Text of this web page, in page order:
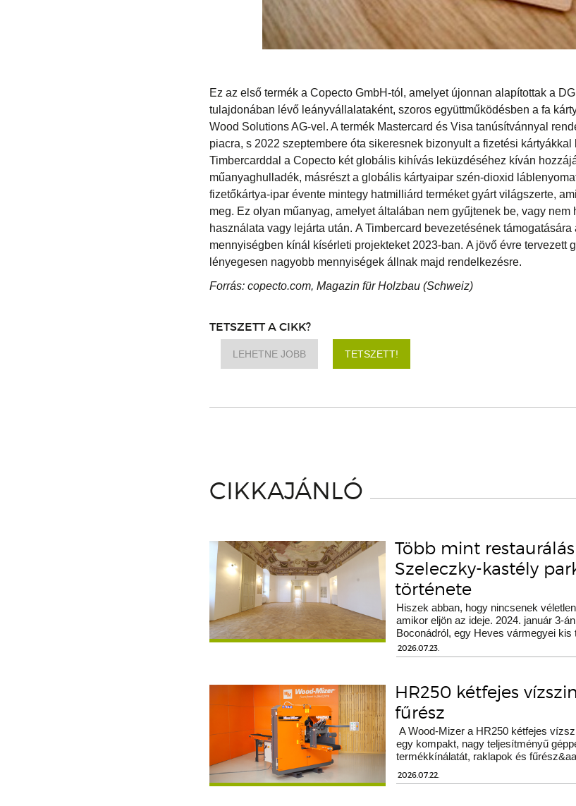
Ez az első termék a Copecto GmbH-tól, amelyet újonnan alapítottak a
tulajdonában lévő leányvállalataként, szoros együttműködésben a fa
Wood Solutions AG-vel. A termék Mastercard és Visa tanúsítvánnyal
piacra, s 2022 szeptembere óta sikeresnek bizonyult a fizetési
Timbercarddal a Copecto két globális kihívás leküzdéséhez kíván
műanyaghulladék, másrészt a globális kártyaipar szén-dioxid
fizetőkártya-ipar évente mintegy hatmilliárd terméket gyárt világszerte,
meg. Ez olyan műanyag, amelyet általában nem gyűjtenek be, vagy nem
használata vagy lejárta után. A Timbercard bevezetésének
mennyiségben kínál kísérleti projekteket 2023-ban. A jövő évre tervezett
lényegesen nagyobb mennyiségek állnak majd rendelkezésre.
Forrás: copecto.com, Magazin für Holzbau (Schweiz)
TETSZETT A CIKK?
LEHETNE JOBB TETSZETT!
CIKKAJÁNLÓ
Több mint
Szeleczky-kastély
története
Hiszek abban, hogy nincsenek
amikor eljön az ideje. 2024. január 3-
Boconádról, egy Heves vármegyei kis
2026.07.23.
HR250 kétfejes
fűrész
A Wood-Mizer a HR250 kétfejes
egy kompakt, nagy teljesítményű
termékkínálatát, raklapok és
2026.07.22.